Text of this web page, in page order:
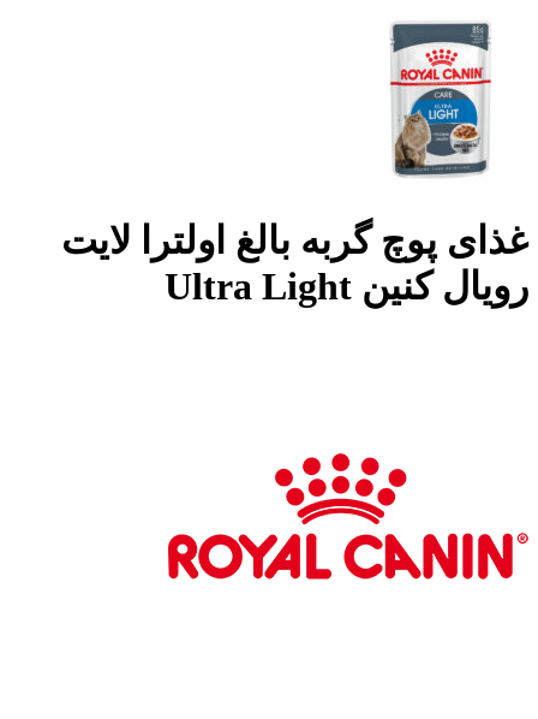
غذای پوچ گربه بالغ اولترا لایت
رویال کنین Ultra Light